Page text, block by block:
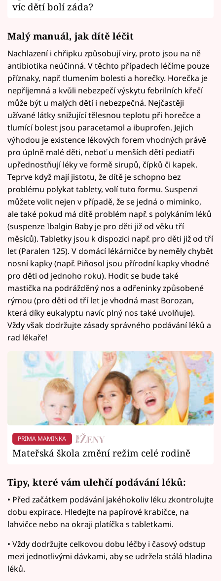
víc dětí bolí záda?
Malý manuál, jak dítě léčit
Nachlazení i chřipku způsobují viry, proto jsou na ně
antibiotika neúčinná. V těchto případech léčíme pouze
příznaky, např. tlumením bolesti a horečky. Horečka je
nepříjemná a kvůli nebezpečí výskytu febrilních křečí
může být u malých dětí i nebezpečná. Nejčastěji
užívané látky snižující tělesnou teplotu při horečce a
tlumící bolest jsou paracetamol a ibuprofen. Jejich
výhodou je existence lékových forem vhodných právě
pro úplně malé děti, neboť u menších dětí pediatři
upřednostňují léky ve formě sirupů, čípků či kapek.
Teprve když mají jistotu, že dítě je schopno bez
problému polykat tablety, volí tuto formu. Suspenzi
můžete volit nejen v případě, že se jedná o miminko,
ale také pokud má dítě problém např. s polykáním léků
(suspenze Ibalgin Baby je pro děti již od věku tří
měsíců). Tabletky jsou k dispozici např. pro děti již od tří
let (Paralen 125). V domácí lékárničce by neměly chybět
nosní kapky (např. Piňosol jsou přírodní kapky vhodné
pro děti od jednoho roku). Hodit se bude také
mastička na podrážděný nos a odřeninky způsobené
rýmou (pro děti od tří let je vhodná mast Borozan,
která díky eukalyptu navíc plný nos také uvolňuje).
Vždy však dodržujte zásady správného podávání léků a
rad lékaře!
PRIMA MAMINKA
Mateřská škola změní režim celé rodině
Tipy, které vám ulehčí podávání léků:
• Před začátkem podávání jakéhokoliv léku zkontrolujte
dobu expirace. Hledejte na papírové krabičce, na
lahvičce nebo na okraji platíčka s tabletkami.
• Vždy dodržujte celkovou dobu léčby i časový odstup
mezi jednotlivými dávkami, aby se udržela stálá hladina
léků.